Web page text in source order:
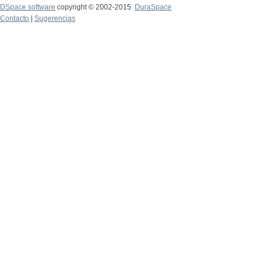
DSpace software copyright © 2002-2015
DuraSpace
Contacto
Sugerencias